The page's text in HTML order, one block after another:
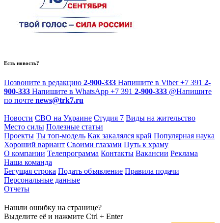
Есть новость?
Позвоните в редакцию 2-900-333 Напишите в Viber +7 391 2-
900-333 Напишите в WhatsApp +7 391 2-900-333 @Напишите
по почте news@trk7.ru
Новости СВО на Украине Студия 7 Виды на жительство
Место силы Полезные статьи
Проекты Ты топ-модель Как закалялся край Популярная наука
Хороший вариант Своими глазами Путь к храму
О компании Телепрограмма Контакты Вакансии Реклама
Наша команда
Бегущая строка Подать объявление Правила подачи
Персональные данные
Отчеты
Нашли ошибку на странице?
Выделите её и нажмите Ctrl + Enter